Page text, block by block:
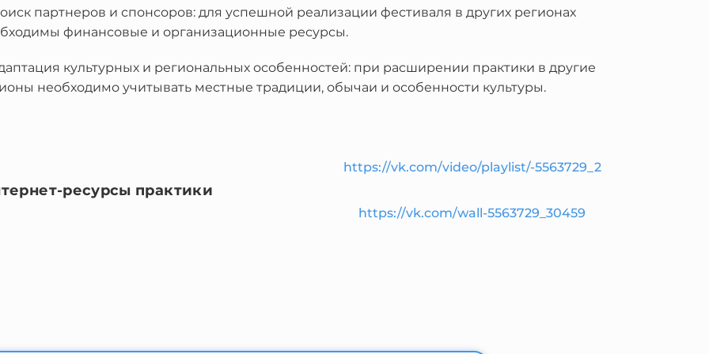
партнеров и спонсоров: для успешной реализации фестиваля в других регионах
финансовые и организационные ресурсы.
культурных и региональных особенностей: при расширении практики в другие
необходимо учитывать местные традиции, обычаи и особенности культуры.
ресурсы практики
https://vk.com/video/playlist/-5563729_2
https://vk.com/wall-5563729_30459